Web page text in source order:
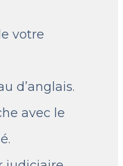
votre
d’anglais.
avec le